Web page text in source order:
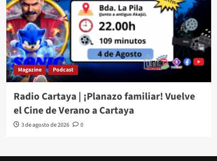
Magazine Podcast
Radio Cartaya | ¡Planazo familiar! Vuelve
el Cine de Verano a Cartaya
3 de agosto de 2026 0